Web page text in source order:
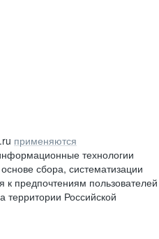
применяются
технологии
сбора, систематизации
к предпочтениям пользователей
территории Российской